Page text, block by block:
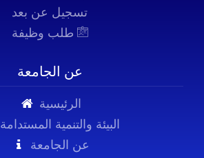
تسجيل عن بعد
عن الجامعة
الرئيسية
البيئة والتنمية المستدامة
عن الجامعة